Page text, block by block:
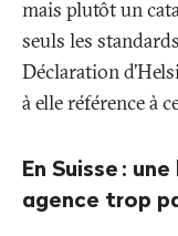
mais plutôt un
seuls les
Déclaration
à elle référence à
En Suisse :
agence trop